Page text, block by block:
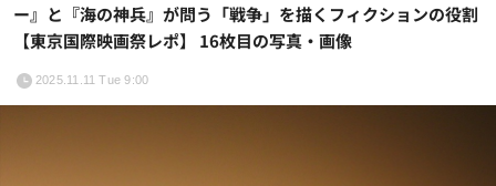
ー』と『海の神兵』が問う「戦争」を描くフィクションの役割
【東京国際映画祭レポ】 16枚目の写真・画像
2025.11.11 Tue 9:00